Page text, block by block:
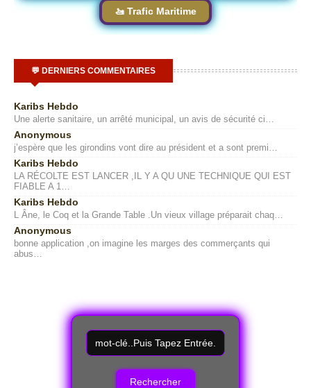
🚤 Trafic Maritime
💬 DERNIERS COMMENTAIRES
Karibs Hebdo
Une alerte sanitaire, un arrêté municipal, un avis de sécurité ci…
Anonymous
j’espère que les girondins vont dire au président et a sont premi…
Karibs Hebdo
LA RÉCOLTE EST LANCER ,IL Y A QU UNE TECHNIQUE QUI EST
FIABLE A 1…
Karibs Hebdo
L Âne, le Coq et la Grande Table .Un vieux village préparait chaq…
Anonymous
bonne application ,on imagine les marges des commerçants qui
abus…
R
e